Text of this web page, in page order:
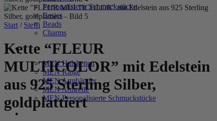
Personalisierte Schmuckstücke
Basics
Beads
Charms
MEN
MEN Halsketten
MEN Ringe
MEN Armbänder
MEN Armreife
MEN Personalisierte Schmuckstücke
KIDS
Start / Steffi
Kette “FLEUR
MULTICOLOR” mit Edelstein
aus 925 Sterling Silber,
goldplattiert